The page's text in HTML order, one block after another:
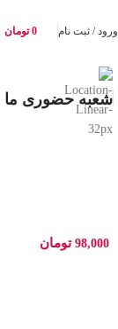
ورود / ثبت نام 0 تومان
شعبه حضوری ما
98,000 تومان